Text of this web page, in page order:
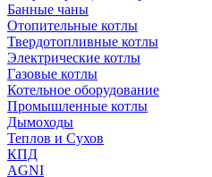
Банные чаны
Отопительные котлы
Твердотопливные котлы
Электрические котлы
Газовые котлы
Котельное оборудование
Промышленные котлы
Дымоходы
Теплов и Сухов
КПД
AGNI